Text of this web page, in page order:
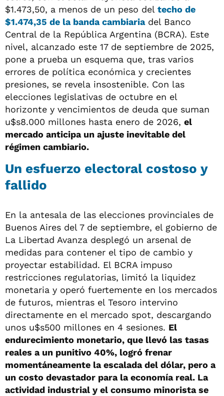
$1.473,50, a menos de un peso del techo de
$1.474,35 de la banda cambiariadel Banco
Central de la República Argentina (BCRA). Este
nivel, alcanzado este 17 de septiembre de 2025,
pone a prueba un esquema que, tras varios
errores de política económica y crecientes
presiones, se revela insostenible. Con las
elecciones legislativas de octubre en el
horizonte y vencimientos de deuda que suman
u$s8.000 millones hasta enero de 2026, el
mercado anticipa un ajuste inevitable del
régimen cambiario.
Un esfuerzo electoral costoso y
fallido
En la antesala de las elecciones provinciales de
Buenos Aires del 7 de septiembre, el gobierno de
La Libertad Avanza desplegó un arsenal de
medidas para contener el tipo de cambio y
proyectar estabilidad. El BCRA impuso
restricciones regulatorias, limitó la liquidez
monetaria y operó fuertemente en los mercados
de futuros, mientras el Tesoro intervino
directamente en el mercado spot, descargando
unos u$s500 millones en 4 sesiones. El
endurecimiento monetario, que llevó las tasas
reales a un punitivo 40%, logró frenar
momentáneamente la escalada del dólar, pero a
un costo devastador para la economía real. La
actividad industrial y el consumo minorista se